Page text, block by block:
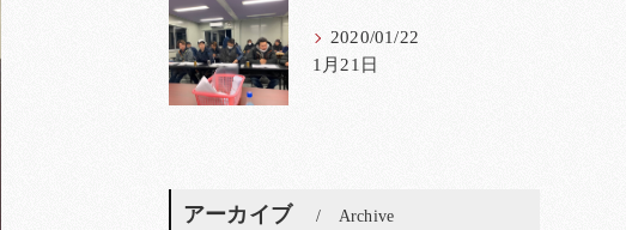
2020/01/22
1月21日
アーカイブ Archive